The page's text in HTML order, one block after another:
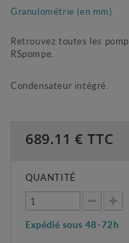
Granulométrie (en mm)
Retrouvez toutes les
RSpompe.
Condensateur intégré.
689.11 € TTC
QUANTITÉ
Expédié sous 48-72h